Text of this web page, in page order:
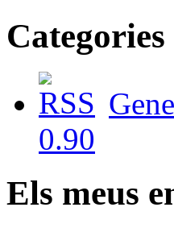
Categories
Els meus